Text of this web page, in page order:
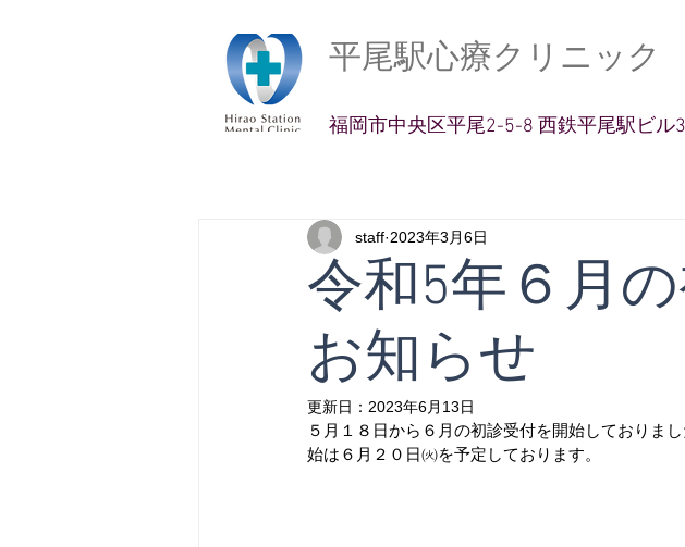
平尾駅心療クリニック
福岡市中央区平尾2-5-8 西鉄平尾駅ビル
令和5年６月
お知らせ
staff 2023年3月6日
更新日： 2023年6月13日
５月１８日から６月の初診受付を開始しておりま
始は６月２０日㈫を予定しております。